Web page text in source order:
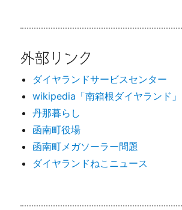
外部リンク
ダイヤランドサービスセンター
wikipedia「南箱根ダイヤランド」
丹那暮らし
函南町役場
函南町メガソーラー問題
ダイヤランドねこニュース